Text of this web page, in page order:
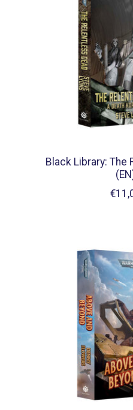
Black Library: The